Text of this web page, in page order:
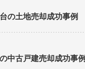
の土地売却成功事例
中古戸建売却成功事例